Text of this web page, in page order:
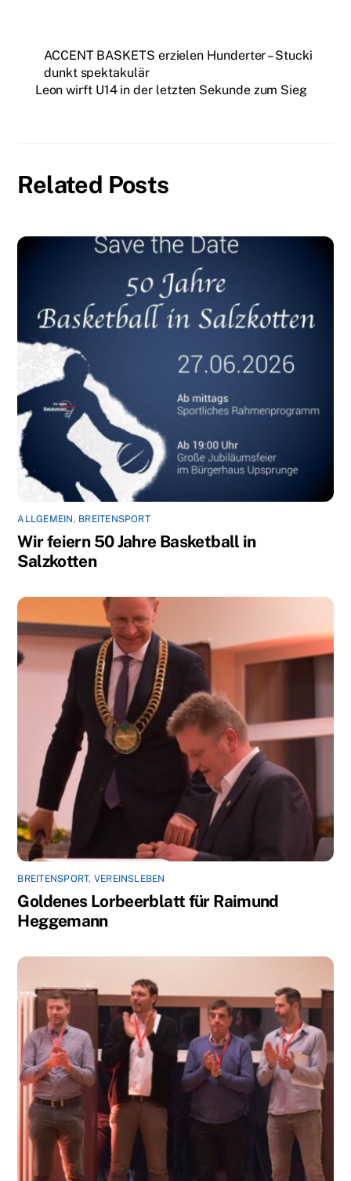
ACCENT BASKETS erzielen Hunderter – Stucki
dunkt spektakulär
Leon wirft U14 in der letzten Sekunde zum Sieg
Related Posts
ALLGEMEIN , BREITENSPORT
Wir feiern 50 Jahre Basketball in
Salzkotten
BREITENSPORT, VEREINSLEBEN
Goldenes Lorbeerblatt für Raimund
Heggemann